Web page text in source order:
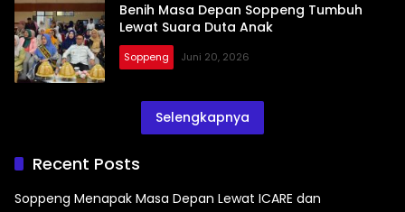
Benih Masa Depan Soppeng Tumbuh
Lewat Suara Duta Anak
Soppeng Juni 20, 2026
Selengkapnya
Recent Posts
Soppeng Menapak Masa Depan Lewat ICARE dan